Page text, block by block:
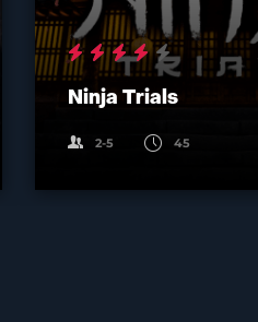
Ninja Trials
2-5 45